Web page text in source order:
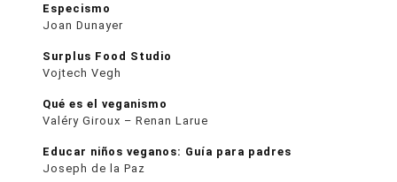
Especismo
Joan Dunayer
Surplus Food Studio
Vojtech Vegh
Qué es el veganismo
Valéry Giroux – Renan Larue
Educar niños veganos: Guía para padres
Joseph de la Paz